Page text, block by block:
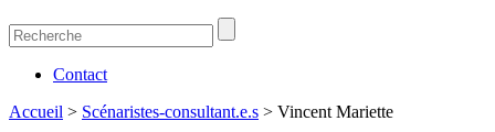
Contact
Accueil > Scénaristes-consultant.e.s > Vincent Mariette